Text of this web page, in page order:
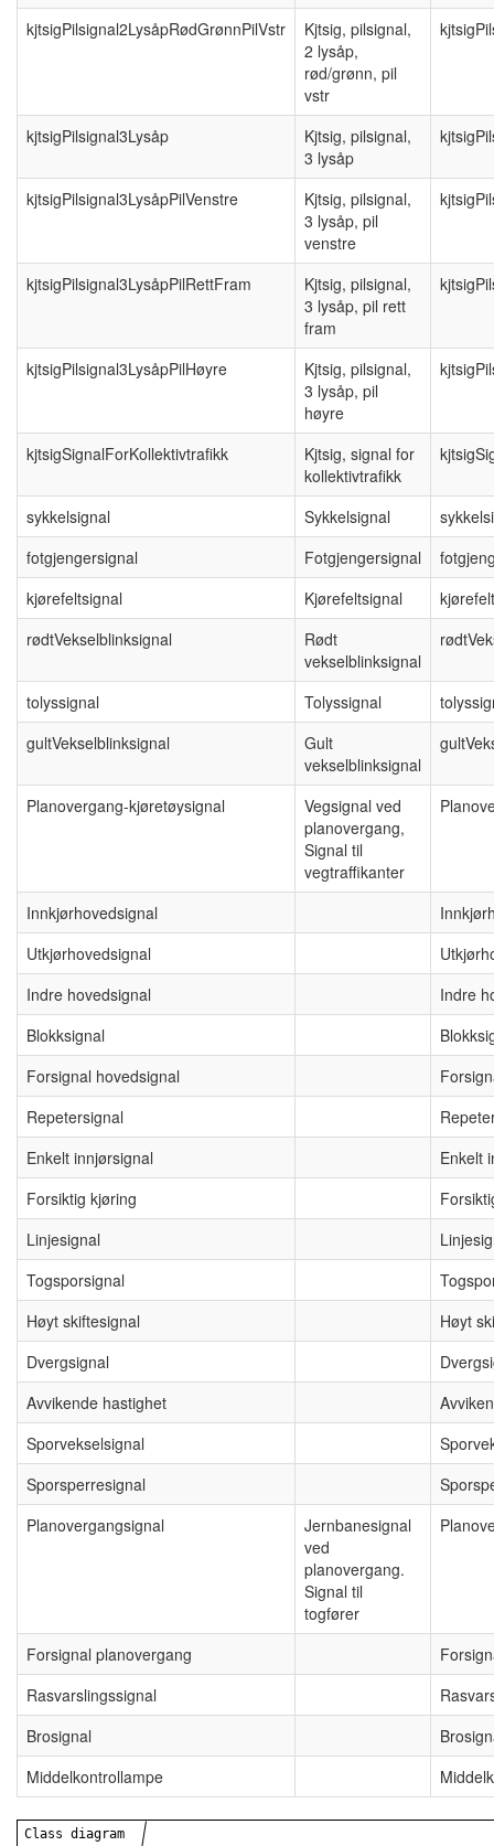
kjtsigPilsignal2LysåpRødGrønnPilVstr
Kjtsig, pilsignal,
2 lysåp,
rød/grønn, pil
vstr
kjtsigPilsignal3Lysåp
Kjtsig, pilsignal,
3 lysåp
kjtsigPilsignal3LysåpPilVenstre
Kjtsig, pilsignal,
3 lysåp, pil
venstre
kjtsigPilsignal3LysåpPilRettFram
Kjtsig, pilsignal,
3 lysåp, pil rett
fram
kjtsigPilsignal3LysåpPilHøyre
Kjtsig, pilsignal,
3 lysåp, pil
høyre
kjtsigSignalForKollektivtrafikk
Kjtsig, signal for
kollektivtrafikk
sykkelsignal Sykkelsignal
fotgjengersignal
Fotgjengersignal
kjørefeltsignal
Kjørefeltsignal
rødtVekselblinksignal
Rødt
vekselblinksignal
tolyssignal Tolyssignal
gultVekselblinksignal
Gult
vekselblinksignal
Planovergang-kjøretøysignal
Vegsignal ved
planovergang,
Signal til
vegtraffikanter
Innkjørhovedsignal
Utkjørhovedsignal
Indre hovedsignal
Indre
Blokksignal
Forsignal hovedsignal
Repetersignal
Enkelt innjørsignal
Enkelt
Forsiktig kjøring
Linjesignal
Togsporsignal
Høyt skiftesignal
Høyt
Dvergsignal
Avvikende hastighet
Sporvekselsignal
Sporsperresignal
Planovergangsignal
Jernbanesignal
ved
planovergang.
Signal til
togfører
Forsignal planovergang
Rasvarslingssignal
Brosignal
Middelkontrollampe